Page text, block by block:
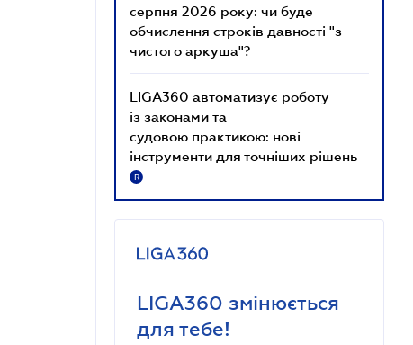
серпня 2026 року: чи буде
обчислення строків давності "з
чистого аркуша"?
LIGA360 автоматизує роботу
із законами та
судовою практикою: нові
інструменти для точніших рішень
R
LIGA360 змінюється
для тебе!